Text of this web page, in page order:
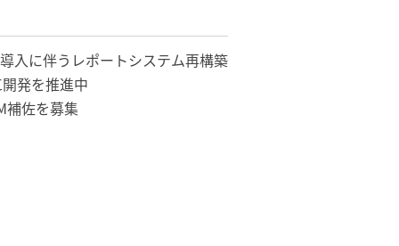
入に伴うレポートシステム再構築
発を推進中
補佐を募集